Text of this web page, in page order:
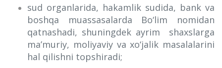
sud organlarida, hakamlik sudida, bank va
boshqa muassasalarda Bo‘lim nomidan
qatnashadi, shuningdek ayrim shaxslarga
ma’muriy, moliyaviy va xo‘jalik masalalarini
hal qilishni topshiradi;